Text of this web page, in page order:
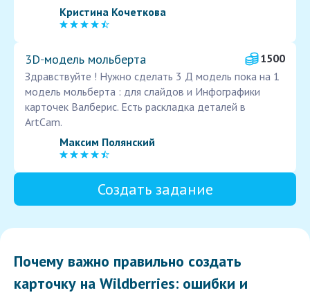
Кристина Кочеткова
3D‑модель мольберта
1500
Здравствуйте ! Нужно сделать 3 Д модель пока на 1
модель мольберта : для слайдов и Инфографики
карточек Валберис. Есть раскладка деталей в
АrtСam.
Максим Полянский
Создать задание
Почему важно правильно создать
карточку на Wildberries: ошибки и